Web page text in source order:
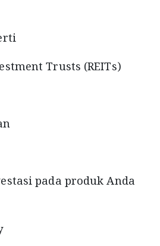
Trusts (REITs)
pada produk Anda